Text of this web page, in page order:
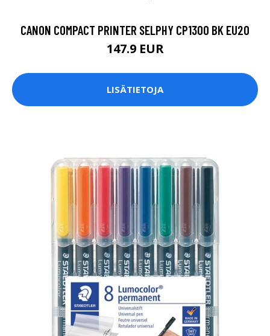
CANON COMPACT PRINTER SELPHY CP1300 BK EU20
147.9 EUR
LISÄTIETOJA